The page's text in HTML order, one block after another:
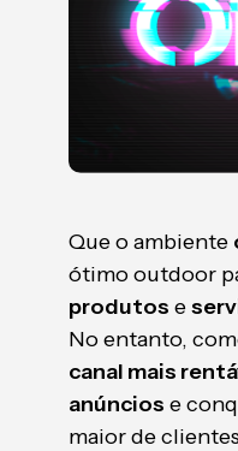
Que o ambiente
ótimo outdoor
produtos e
No entanto,
canal mais
anúncios e
maior de